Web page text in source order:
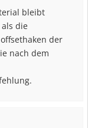
bleibt
die
der
nach dem